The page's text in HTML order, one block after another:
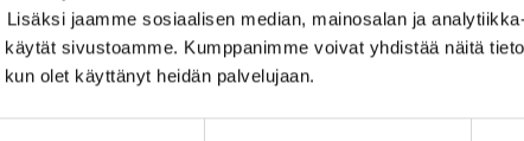
jaamme sosiaalisen median, mainosalan ja
sivustoamme. Kumppanimme voivat yhdistää näitä
olet käyttänyt heidän palvelujaan.